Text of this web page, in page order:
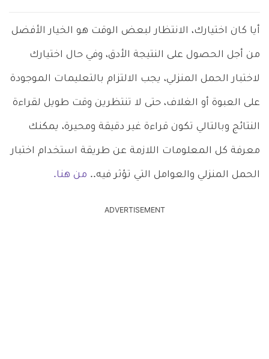
أيا كان اختيارك، الانتظار لبعض الوقت هو الخيار الأفضل
من أجل الحصول على النتيجة الأدق، وفي حال اختيارك
لاختبار الحمل المنزلي، يجب الالتزام بالتعليمات الموجودة
على العبوة أو الغلاف، حتى لا تنتظرين وقت طويل لقراءة
النتائج وبالتالي تكون قراءة غير دقيقة ومحيرة، يمكنك
معرفة كل المعلومات اللازمة عن طريقة استخدام اختبار
الحمل المنزلي والعوامل التي تؤثر فيه.. من هنا.
ADVERTISEMENT